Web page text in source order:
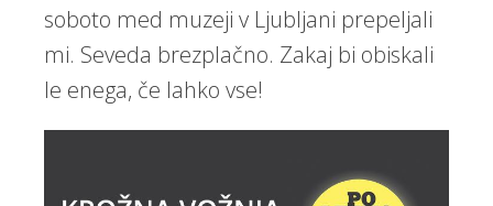
soboto med muzeji v Ljubljani prepeljali
mi. Seveda brezplačno. Zakaj bi obiskali
le enega, če lahko vse!